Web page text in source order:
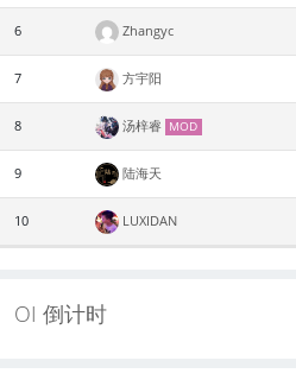
6 Zhangyc
7 方宇阳
8 汤梓睿 MOD
9 陆海天
10 LUXIDAN
OI 倒计时